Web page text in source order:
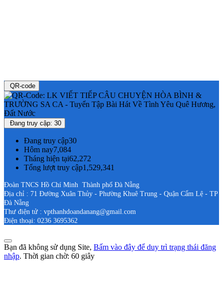
QR-code
Đang truy cập: 30
Đang truy cập30
Hôm nay7,084
Tháng hiện tại62,272
Tổng lượt truy cập1,529,341
Đoàn TNCS Hồ Chí Minh Thành phố Đà Nẵng
Địa chỉ : 71 Đường Xuân Thủy - Phường Khuê Trung - Quận Cẩm Lệ - TP
Đà Nẵng
Thư điện tử : vpthanhdoandanang@gmail.com
Điện thoại: 0236 3695362
Bạn đã không sử dụng Site, Bấm vào đây để duy trì trạng thái đăng
nhập. Thời gian chờ: 60 giây